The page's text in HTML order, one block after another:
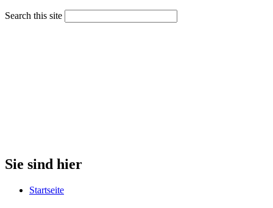
Search this site
Sie sind hier
Startseite